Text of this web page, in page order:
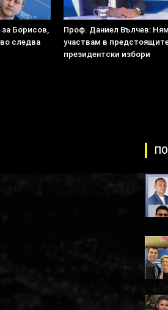
Борисов,
следва
Проф. Даниел Вълчев:
участвам в
президентски избори